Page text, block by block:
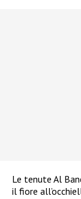
Le tenute Al
il fiore